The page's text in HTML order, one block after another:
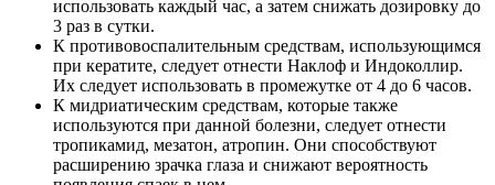
использовать каждый час, а затем снижать дозировку до
3 раз в сутки.
К противовоспалительным средствам, использующимся
при кератите, следует отнести Наклоф и Индоколлир.
Их следует использовать в промежутке от 4 до 6 часов.
К мидриатическим средствам, которые также
используются при данной болезни, следует отнести
тропикамид, мезатон, атропин. Они способствуют
расширению зрачка глаза и снижают вероятность